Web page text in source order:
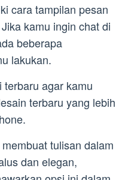
cara tampilan pesan
kamu ingin chat di
beberapa
lakukan.
terbaru agar kamu
terbaru yang lebih
tulisan dalam
dan elegan,